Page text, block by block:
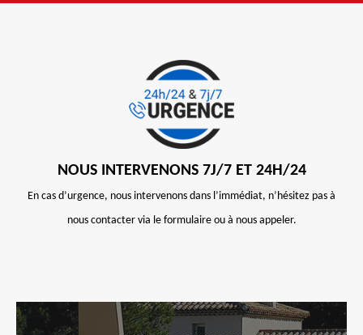
NOUS INTERVENONS 7J/7 ET 24H/24
En cas d’urgence, nous intervenons dans l’immédiat, n’hésitez pas à
nous contacter via le formulaire ou à nous appeler.